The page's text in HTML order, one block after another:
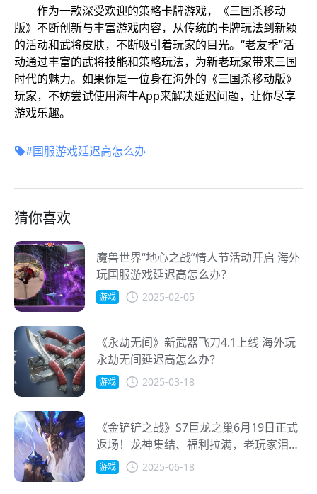
作为一款深受欢迎的策略卡牌游戏，《三国杀移动
版》不断创新与丰富游戏内容，从传统的卡牌玩法到新颖
的活动和武将皮肤，不断吸引着玩家的目光。“老友季”活
动通过丰富的武将技能和策略玩法，为新老玩家带来三国
时代的魅力。如果你是一位身在海外的《三国杀移动版》
玩家，不妨尝试使用海牛App来解决延迟问题，让你尽享
游戏乐趣。
#国服游戏延迟高怎么办
猜你喜欢
魔兽世界“地心之战”情人节活动开启 海外
玩国服游戏延迟高怎么办？
游戏 2025-02-05
《永劫无间》新武器飞刀4.1上线 海外玩
永劫无间延迟高怎么办？
游戏 2025-03-18
《金铲铲之战》S7巨龙之巢6月19日正式
返场！龙神集结、福利拉满，老玩家泪目
了！
游戏 2025-06-18